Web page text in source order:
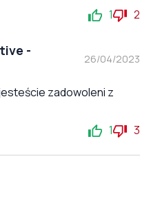
1 2
-
26/04/2023
zadowoleni z
1 3